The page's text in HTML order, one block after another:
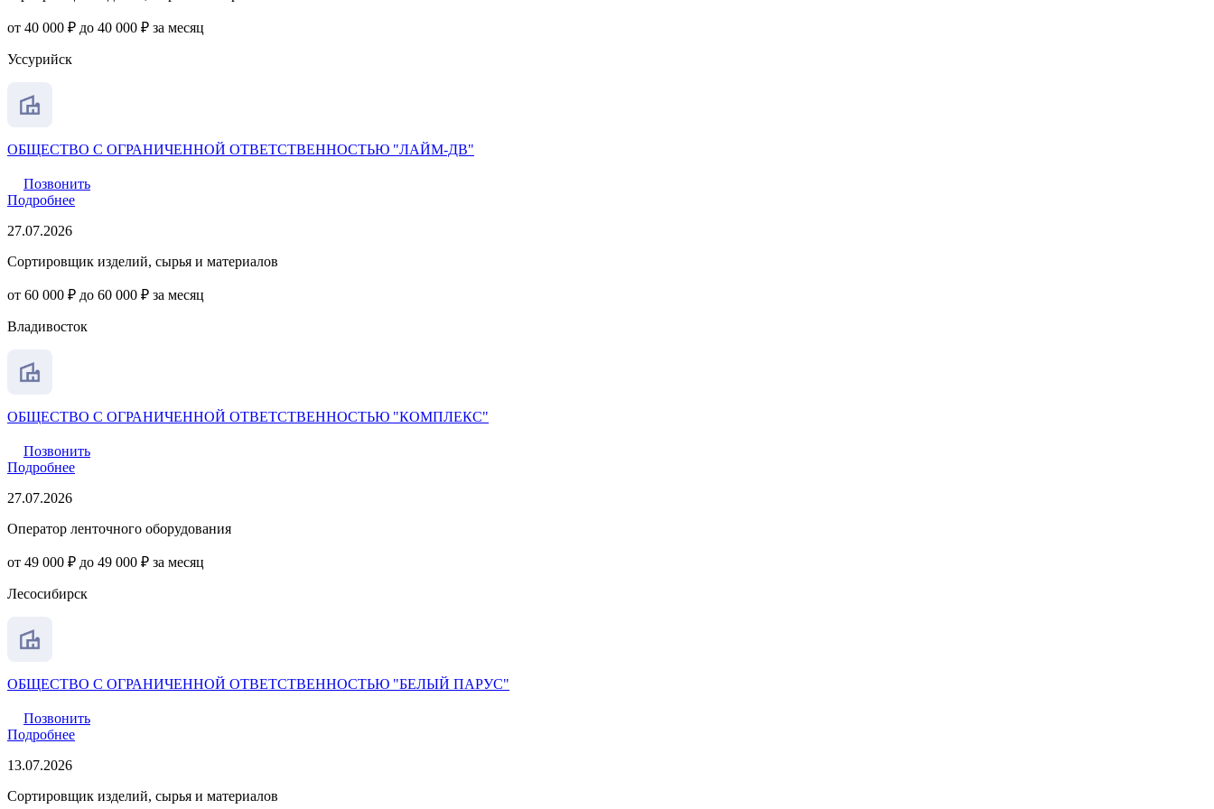
от 40 000 ₽ до 40 000 ₽ за месяц
Уссурийск
ОБЩЕСТВО С ОГРАНИЧЕННОЙ ОТВЕТСТВЕННОСТЬЮ "ЛАЙМ-ДВ"
Позвонить
Подробнее
27.07.2026
Сортировщик изделий, сырья и материалов
от 60 000 ₽ до 60 000 ₽ за месяц
Владивосток
ОБЩЕСТВО С ОГРАНИЧЕННОЙ ОТВЕТСТВЕННОСТЬЮ "КОМПЛЕКС"
Позвонить
Подробнее
27.07.2026
Оператор ленточного оборудования
от 49 000 ₽ до 49 000 ₽ за месяц
Лесосибирск
ОБЩЕСТВО С ОГРАНИЧЕННОЙ ОТВЕТСТВЕННОСТЬЮ "БЕЛЫЙ ПАРУС"
Позвонить
Подробнее
13.07.2026
Сортировщик изделий, сырья и материалов